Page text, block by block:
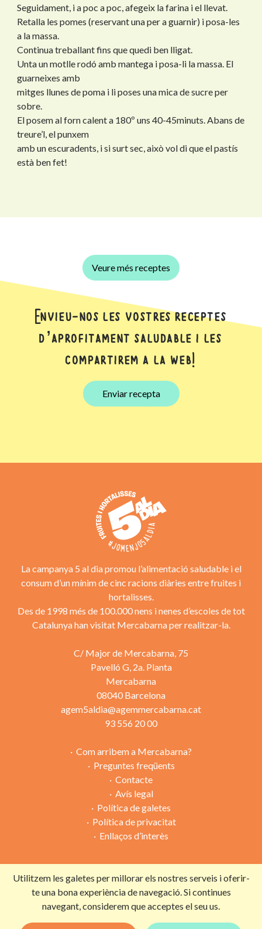
Seguidament, i a poc a poc, afegeix la farina i el llevat.
Retalla les pomes (reservant una per a guarnir) i posa-les
a la massa.
Continua treballant fins que quedi ben lligat.
Unta un motlle rodó amb mantega i posa-li la massa. El
guarneixes amb
mitges llunes de poma i li poses una mica de sucre per
sobre.
El posem al forn calent a 180º uns 40-45minuts. Abans de
treure’l, el punxem
amb un escuradents, i si surt sec, això vol di que el pastís
està ben fet!
Veure més receptes
Envieu-nos les vostres receptes
d’aprofitament saludable i les
compartirem a la web!
Enviar recepta
Utilitzem les galetes per millorar els nostres serveis i oferir-
te una bona experiència de navegació. Si continues
navegant, considerem que acceptes el seu us.
La campanya 5 al dia promou l’alimentació saludable i el
consum d’un mínim de cinc racions diàries entre fruites i
hortalisses.
Des de 1998 més de 100.000 nens i nenes d’escoles de tot
Catalunya han visitat Mercabarna per realitzar-la.
C/ Major de Mercabarna, 75
Pavelló G, 2a. Planta
Mercabarna
08040 Barcelona
agem5aldia@agemmercabarna.cat
93 556 20 00
Com arribem a Mercabarna?
Preguntes freqüents
Contacte
Avís legal
Política de galetes
Política de privacitat
Enllaços d’interès
Amb la col·laboració de: